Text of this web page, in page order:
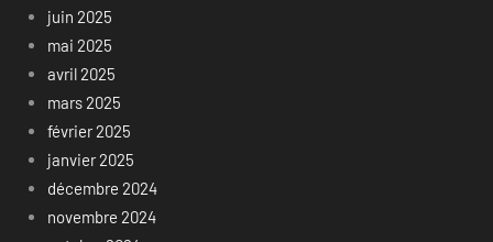
juin 2025
mai 2025
avril 2025
mars 2025
février 2025
janvier 2025
décembre 2024
novembre 2024